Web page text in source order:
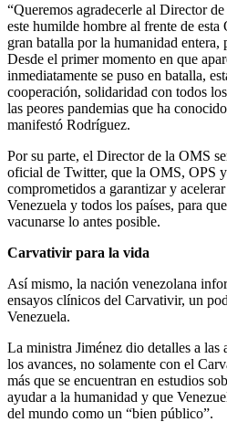
“Queremos agradecerle al Director
este humilde hombre al frente de esta
gran batalla por la humanidad
Desde el primer momento en que
inmediatamente se puso en batalla,
cooperación, solidaridad con todos
las peores pandemias que ha
manifestó Rodríguez.
Por su parte, el Director de la OMS
oficial de Twitter, que la OMS, OPS
comprometidos a garantizar y
Venezuela y todos los países, para
vacunarse lo antes posible.
Carvativir para la vida
Así mismo, la nación venezolana
ensayos clínicos del Carvativir, un
Venezuela.
La ministra Jiménez dio detalles a las
los avances, no solamente con el
más que se encuentran en estudios
ayudar a la humanidad y que
del mundo como un “bien público”.